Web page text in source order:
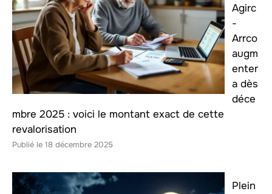
Agirc
-
Arrco
augm
enter
a dès
déce
mbre 2025 : voici le montant exact de cette
revalorisation
18 décembre 2025
Plein